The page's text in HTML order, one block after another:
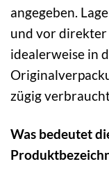
angegeben.
und vor direkter
idealerweise in
zügig
Was bedeutet